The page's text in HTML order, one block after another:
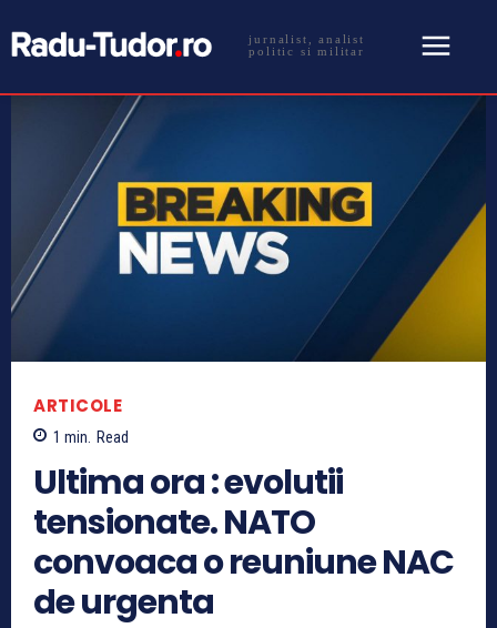
jurnalist, analist
politic si militar
ARTICOLE
1 min. Read
Ultima ora : evolutii
tensionate. NATO
convoaca o reuniune NAC
de urgenta